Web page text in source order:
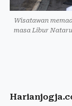
Wisatawan
masa Libur